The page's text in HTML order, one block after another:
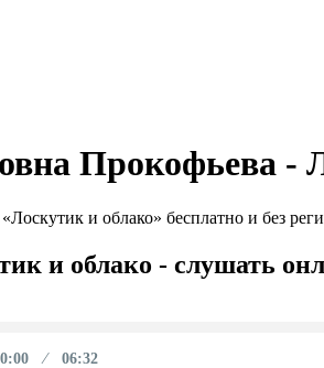
Прокофьева -
и облако» бесплатно и без
и облако - слушать
Продолжительность
06:32